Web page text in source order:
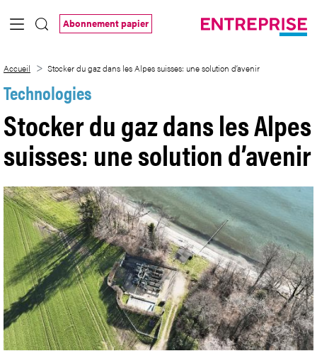
Saut au contenu principal
Abonnement papier
Accueil Stocker du gaz dans les Alpes suisses: une solution d’avenir
Technologies
Stocker du gaz dans les Alpes
suisses: une solution d’avenir